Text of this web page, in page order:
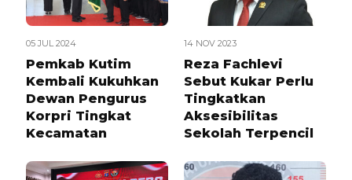
05 JUL 2024
Pemkab Kutim
Kembali Kukuhkan
Dewan Pengurus
Korpri Tingkat
Kecamatan
14 NOV 2023
Reza Fachlevi
Sebut Kukar Perlu
Tingkatkan
Aksesibilitas
Sekolah Terpencil